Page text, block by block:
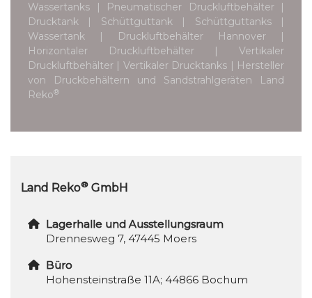
Wassertanks | Pneumatischer Druckluftbehälter |
Drucktank | Schüttguttank | Schüttguttanks |
Wassertank | Druckluftbehälter Hannover |
Horizontaler Druckluftbehälter | Vertikaler
Druckluftbehälter | Vertikaler Drucktanks | Hersteller
von Druckbehältern und Sandstrahlgeräten Land
Reko®
Land Reko® GmbH
Lagerhalle und Ausstellungsraum
Drennesweg 7, 47445 Moers
Büro
Hohensteinstraße 11A; 44866 Bochum